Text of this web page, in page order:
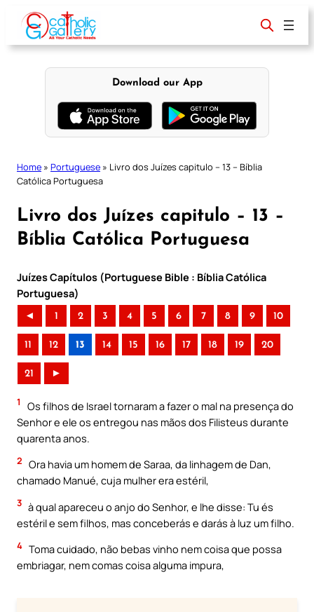
content
Download our App
Home » Portuguese » Livro dos Juízes capitulo – 13 – Bíblia
Católica Portuguesa
Livro dos Juízes capitulo – 13 –
Bíblia Católica Portuguesa
Juízes Capítulos (Portuguese Bible : Bíblia Católica
Portuguesa)
◄ 1 2 3 4 5 6 7 8 9 10
11 12 13 14 15 16 17 18 19 20
21 ►
1
Os filhos de Israel tornaram a fazer o mal na presença do
Senhor e ele os entregou nas mãos dos Filisteus durante
quarenta anos.
2 Ora havia um homem de Saraa, da linhagem de Dan,
chamado Manué, cuja mulher era estéril,
3 à qual apareceu o anjo do Senhor, e lhe disse: Tu és
estéril e sem filhos, mas conceberás e darás à luz um filho.
4 Toma cuidado, não bebas vinho nem coisa que possa
embriagar, nem comas coisa alguma impura,